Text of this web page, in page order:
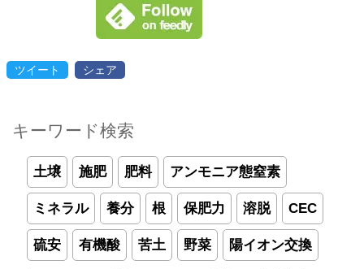
ツイート シェア
キーワード検索
土壌 施肥 肥料 アンモニア態窒素
ミネラル 養分 根 保肥力 溶脱 CEC
硫安 有機酸 苦土 野菜 陽イオン交換